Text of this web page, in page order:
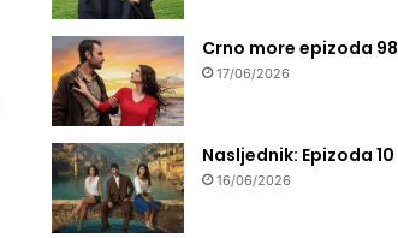
Crno more epizoda 98
17/06/2026
Nasljednik: Epizoda 10
16/06/2026